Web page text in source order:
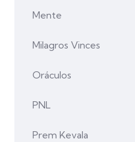
Mente
Milagros Vinces
Oráculos
PNL
Prem Kevala